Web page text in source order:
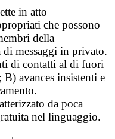
in atto
che possono
della
messaggi in privato.
di contatti al di fuori
avances insistenti e
da poca
nel linguaggio.